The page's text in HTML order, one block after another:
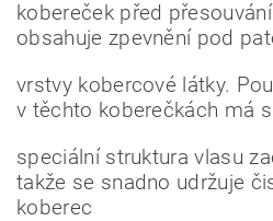
kobereček před
obsahuje zpevnění pod
vrstvy kobercové látky.
v těchto koberečkách má
speciální struktura vlasu
takže se snadno udržuje
koberec